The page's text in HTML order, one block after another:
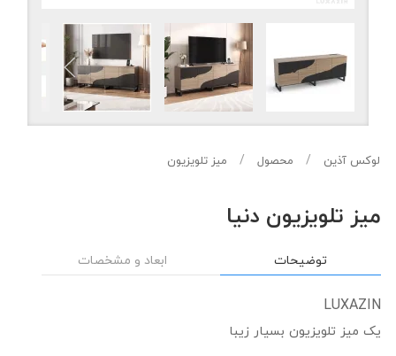
لوکس آذین محصول میز تلویزیون
میز تلویزیون دنیا
توضیحات ابعاد و مشخصات
LUXAZIN
یک میز تلویزیون بسیار زیبا